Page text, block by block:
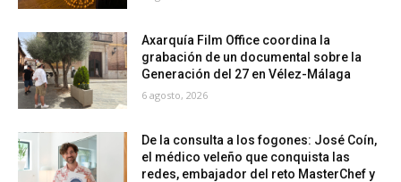
Axarquía Film Office coordina la
grabación de un documental sobre la
Generación del 27 en Vélez-Málaga
6 agosto, 2026
De la consulta a los fogones: José Coín,
el médico veleño que conquista las
redes, embajador del reto MasterChef y